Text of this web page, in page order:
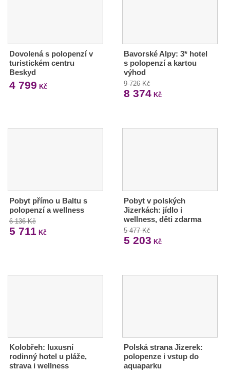
Dovolená s polopenzí v
turistickém centru
Beskyd
4 799 Kč
Bavorské Alpy: 3* hotel
s polopenzí a kartou
výhod
9 726 Kč
8 374Kč
Pobyt přímo u Baltu s
polopenzí a wellness
6 136 Kč
5 711 Kč
Pobyt v polských
Jizerkách: jídlo i
wellness, děti zdarma
5 477 Kč
5 203 Kč
Kolobřeh: luxusní
rodinný hotel u pláže,
strava i wellness
Polská strana Jizerek:
polopenze i vstup do
aquaparku